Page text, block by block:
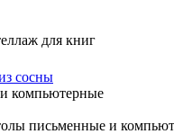
для книг
сосны
компьютерные
письменные и